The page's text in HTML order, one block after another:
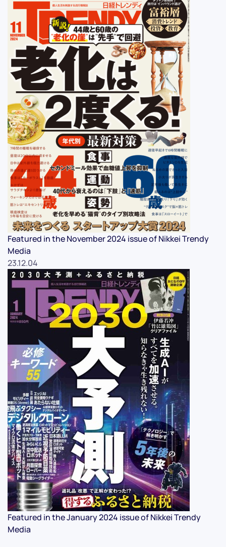
Featured in the November 2024 issue of Nikkei Trendy
Media
23.12.04
Featured in the January 2024 issue of Nikkei Trendy
Media